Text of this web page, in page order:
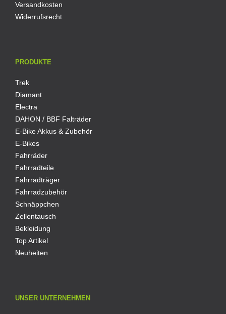
Versandkosten
Widerrufsrecht
PRODUKTE
Trek
Diamant
Electra
DAHON / BBF Falträder
E-Bike Akkus & Zubehör
E-Bikes
Fahrräder
Fahrradteile
Fahrradträger
Fahrradzubehör
Schnäppchen
Zellentausch
Bekleidung
Top Artikel
Neuheiten
UNSER UNTERNEHMEN